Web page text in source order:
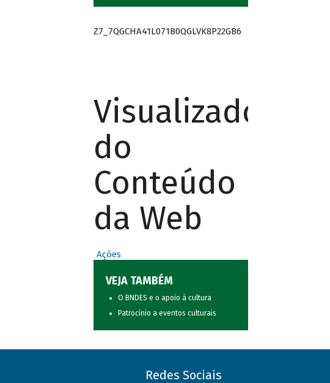
Z7_7QGCHA41L071B0QGLVK8P22GB6
Visualizador
do
Conteúdo
da Web
Ações
VEJA TAMBÉM
O BNDES e o apoio à cultura
Patrocínio a eventos culturais
Redes Sociais